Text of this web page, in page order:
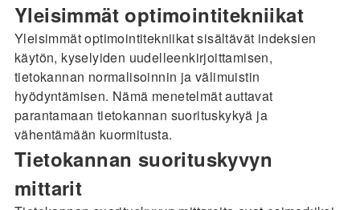
Yleisimmät optimointitekniikat
Yleisimmät optimointitekniikat sisältävät indeksien
käytön, kyselyiden uudelleenkirjoittamisen,
tietokannan normalisoinnin ja välimuistin
hyödyntämisen. Nämä menetelmät auttavat
parantamaan tietokannan suorituskykyä ja
vähentämään kuormitusta.
Tietokannan suorituskyvyn
mittarit